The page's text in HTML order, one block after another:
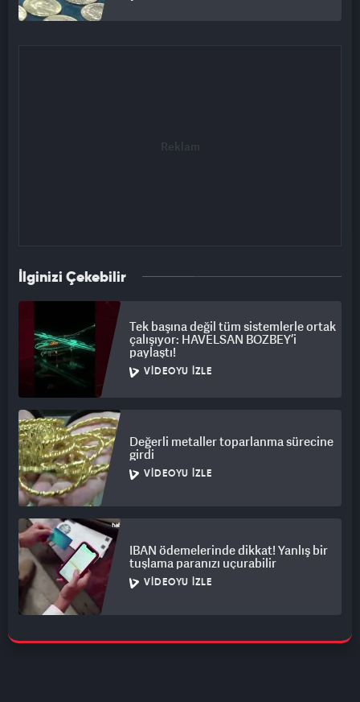
İlginizi Çekebilir
Tek başına değil tüm sistemlerle ortak
çalışıyor: HAVELSAN BOZBEY’i
paylaştı!
VIDEOYU İZLE
Değerli metaller toparlanma sürecine
girdi
VIDEOYU İZLE
IBAN ödemelerinde dikkat! Yanlış bir
tuşlama paranızı uçurabilir
VIDEOYU İZLE